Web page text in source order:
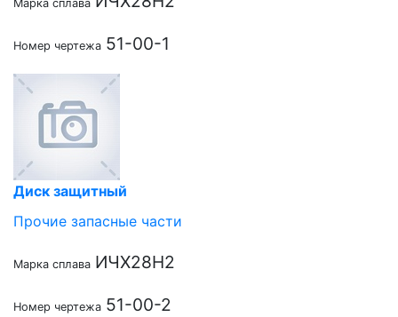
Марка сплава
Номер чертежа 51-00-1
Диск защитный
Прочие запасные части
Марка сплава ИЧХ28Н2
Номер чертежа 51-00-2